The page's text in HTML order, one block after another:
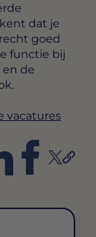
dat je
goed
functie bij
de
vacatures